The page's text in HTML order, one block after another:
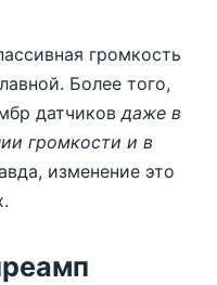
громкость
Более того,
датчиковдаже в
громкости и в
изменение это